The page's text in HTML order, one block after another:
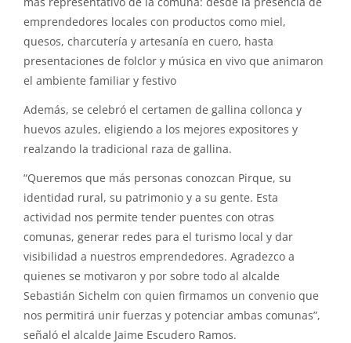
emprendedores locales con productos como miel,
quesos, charcutería y artesanía en cuero, hasta
presentaciones de folclor y música en vivo que animaron
el ambiente familiar y festivo
Además, se celebró el certamen de gallina collonca y
huevos azules, eligiendo a los mejores expositores y
realzando la tradicional raza de gallina.
“Queremos que más personas conozcan Pirque, su
identidad rural, su patrimonio y a su gente. Esta
actividad nos permite tender puentes con otras
comunas, generar redes para el turismo local y dar
visibilidad a nuestros emprendedores. Agradezco a
quienes se motivaron y por sobre todo al alcalde
Sebastián Sichelm con quien firmamos un convenio que
nos permitirá unir fuerzas y potenciar ambas comunas”,
señaló el alcalde Jaime Escudero Ramos.